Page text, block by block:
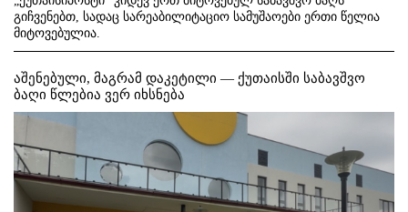
გიჩვენებთ, სადაც სარეაბილიტაციო სამუშაოები ერთი წელია
მიტოვებულია.
აშენებული, მაგრამ დაკეტილი — ქუთაისში საბავშვო
ბაღი წლებია ვერ იხსნება